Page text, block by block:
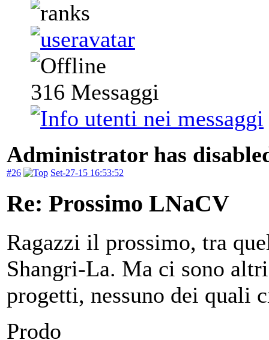
316 Messaggi
Administrator has
#26 Set-27-15 16:53:52
Re: Prossimo LNaCV
Ragazzi il prossimo, tra
Shangri-La. Ma ci sono
progetti, nessuno dei quali
Prodo